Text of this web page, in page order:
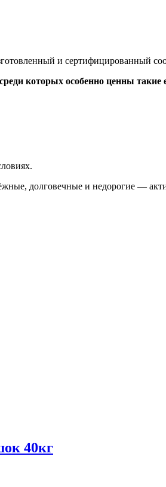
и сертифицированный
которых особенно ценны такие
долговечные и недорогие —
40кг